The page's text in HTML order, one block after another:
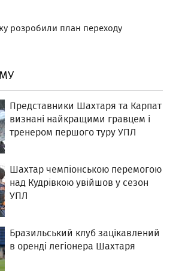
розробили план переходу
Представники Шахтаря та Карпат
визнані найкращими гравцем і
тренером першого туру УПЛ
Шахтар чемпіонською перемогою
над Кудрівкою увійшов у сезон
УПЛ
Бразильський клуб зацікавлений
в оренді легіонера Шахтаря